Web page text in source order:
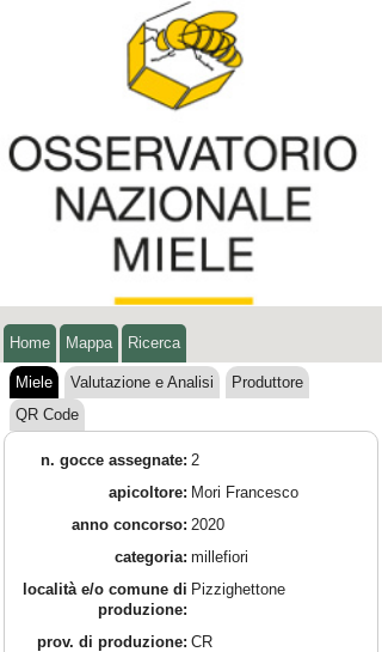
Home Mappa Ricerca
Miele Valutazione e Analisi
Produttore
QR Code
n. gocce assegnate: 2
apicoltore: Mori Francesco
anno concorso: 2020
categoria: millefiori
località e/o comune di
produzione:
Pizzighettone
prov. di produzione: CR